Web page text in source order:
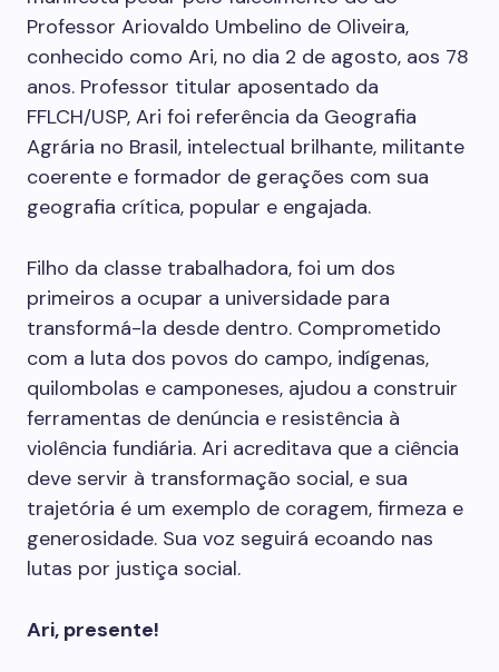
Professor Ariovaldo Umbelino de Oliveira,
conhecido como Ari, no dia 2 de agosto, aos 78
anos. Professor titular aposentado da
FFLCH/USP, Ari foi referência da Geografia
Agrária no Brasil, intelectual brilhante, militante
coerente e formador de gerações com sua
geografia crítica, popular e engajada.
Filho da classe trabalhadora, foi um dos
primeiros a ocupar a universidade para
transformá-la desde dentro. Comprometido
com a luta dos povos do campo, indígenas,
quilombolas e camponeses, ajudou a construir
ferramentas de denúncia e resistência à
violência fundiária. Ari acreditava que a ciência
deve servir à transformação social, e sua
trajetória é um exemplo de coragem, firmeza e
generosidade. Sua voz seguirá ecoando nas
lutas por justiça social.
Ari, presente!